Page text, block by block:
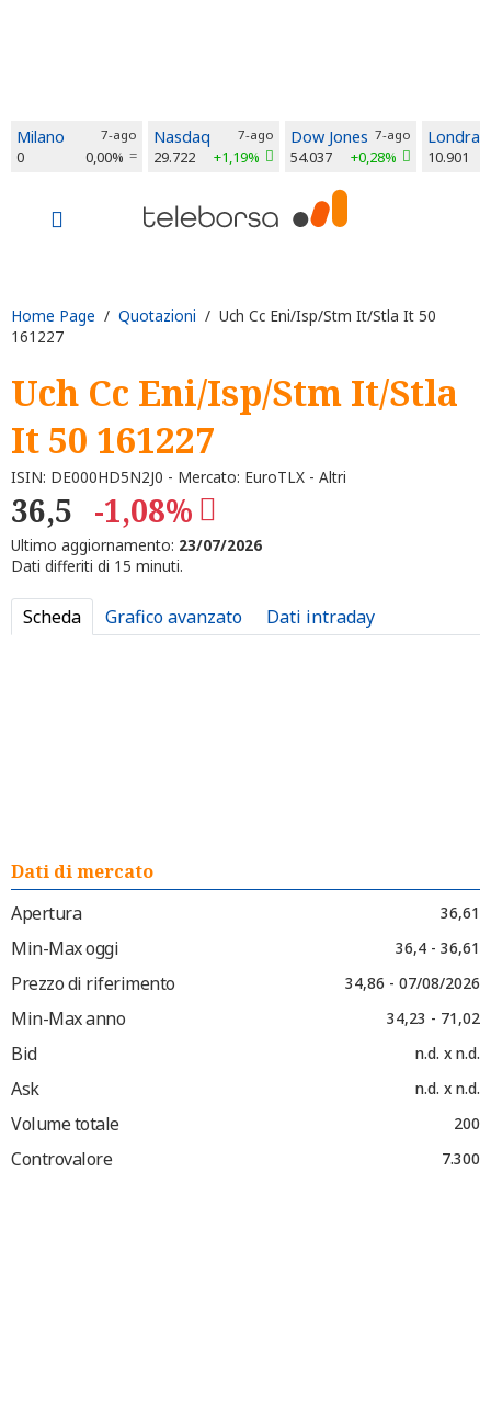
Milano 7-ago
0 0,00%
Nasdaq 7-ago
29.722 +1,19%
Dow Jones 7-ago
54.037 +0,28%
Londra
10.901
Home Page / Quotazioni / Uch Cc Eni/Isp/Stm It/Stla It 50
161227
Uch Cc Eni/Isp/Stm It/Stla
It 50 161227
ISIN: DE000HD5N2J0 - Mercato: EuroTLX - Altri
36,5 -1,08%
Ultimo aggiornamento: 23/07/2026
Dati differiti di 15 minuti.
Scheda Grafico avanzato Dati intraday
Dati di mercato
Apertura
36,61
Min-Max oggi 36,4 - 36,61
Prezzo di riferimento 34,86 - 07/08/2026
Min-Max anno 34,23 - 71,02
Bid n.d. x n.d.
Ask n.d. x n.d.
Volume totale 200
Controvalore 7.300